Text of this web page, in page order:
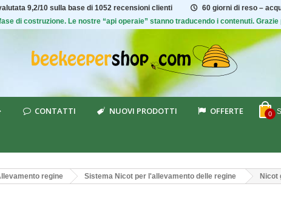
9,2/10 sulla base di 1052 recensioni clienti 60 giorni di reso –
fase di costruzione. Le nostre “api operaie” stanno traducendo i contenuti.
0
CONTATTI NUOVI PRODOTTI OFFERTE
regine Sistema Nicot per l'allevamento delle regine Nicot